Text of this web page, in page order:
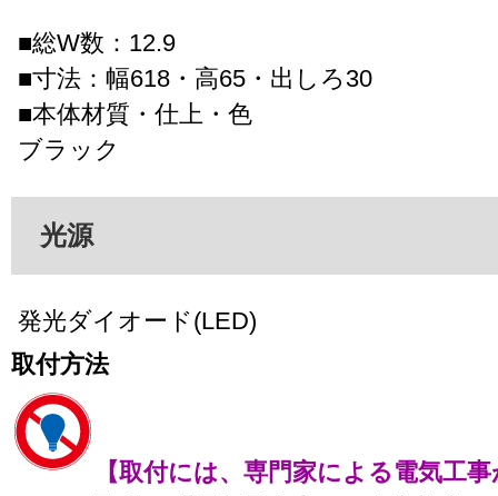
■総W数：12.9
■寸法：幅618・高65・出しろ30
■本体材質・仕上・色
ブラック
光源
発光ダイオード(LED)
取付方法
【取付には、専門家による電気工